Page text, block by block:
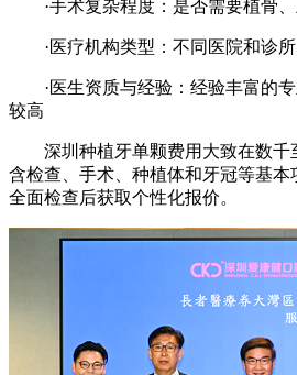
·手术复杂程度：是否需要植骨、
·医疗机构类型：不同医院和诊所
·医生资质与经验：经验丰富的专
较高
深圳种植牙单颗费用大致在数千
含检查、手术、种植体和牙冠等基
全面检查后获取个性化报价。